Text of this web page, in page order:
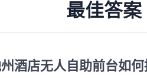
最佳答案
酒店无人自助前台如